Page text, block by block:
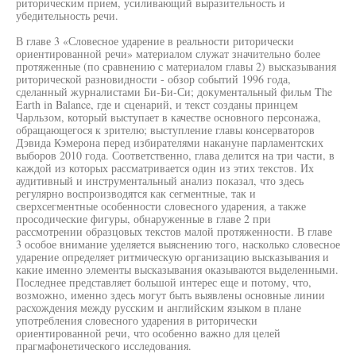
убедительность речи.
В главе 3 «Словесное ударение в реальности риторически
ориентированной речи» материалом служат значительно более
протяженные (по сравнению с материалом главы 2) высказывания
риторической разновидности - обзор событий 1996 года,
сделанный журналистами Би-Би-Си; документальный фильм The
Earth in Balance, где и сценарий, и текст созданы принцем
Чарльзом, который выступает в качестве основного персонажа,
обращающегося к зрителю; выступление главы консерваторов
Дэвида Кэмерона перед избирателями накануне парламентских
выборов 2010 года. Соответственно, глава делится на три части, в
каждой из которых рассматривается один из этих текстов. Их
аудитивный и инструментальный анализ показал, что здесь
регулярно воспроизводятся как сегментные, так и
сверхсегментные особенности словесного ударения, а также
просодические фигуры, обнаруженные в главе 2 при
рассмотрении образцовых текстов малой протяженности. В главе
3 особое внимание уделяется выяснению того, насколько словесное
ударение определяет ритмическую организацию высказывания и
какие именно элементы высказывания оказываются выделенными.
Последнее представляет большой интерес еще и потому, что,
возможно, именно здесь могут быть выявлены основные линии
расхождения между русским и английским языком в плане
употребления словесного ударения в риторически
ориентированной речи, что особенно важно для целей
прагмафонетического исследования.